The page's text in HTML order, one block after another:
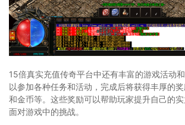
15倍真实充值传奇平台中还有丰富的游戏活动
以参加各种任务和活动，完成后将获得丰厚的
和金币等。这些奖励可以帮助玩家提升自己的
面对游戏中的挑战。